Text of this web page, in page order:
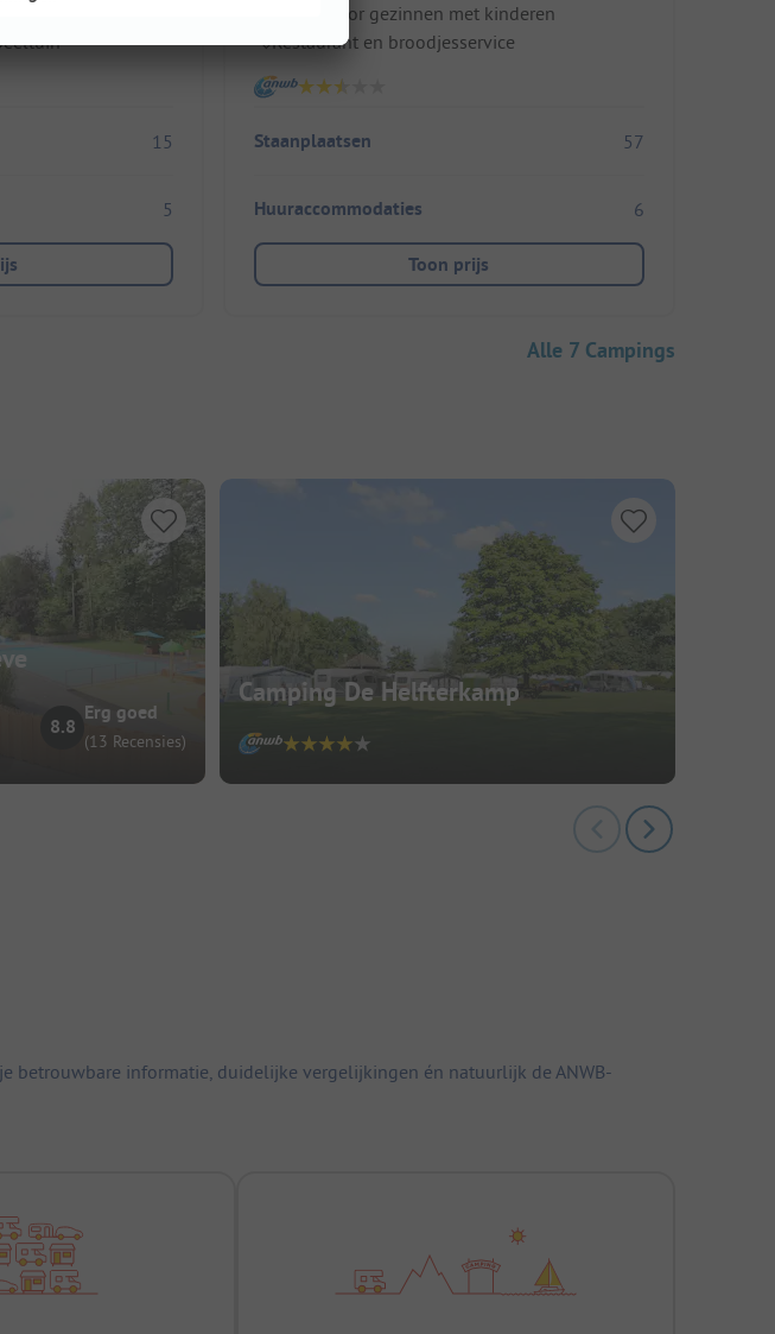
15
5
Ideaal voor gezinnen met kinderen
Restaurant en broodjesservice
Staanplaatsen 57
Huuraccommodaties 6
Toon prijs
Alle 7 Campings
8.8
Erg goed
(13 Recensies)
Camping De Helfterkamp
betrouwbare informatie, duidelijke vergelijkingen én natuurlijk de ANWB-